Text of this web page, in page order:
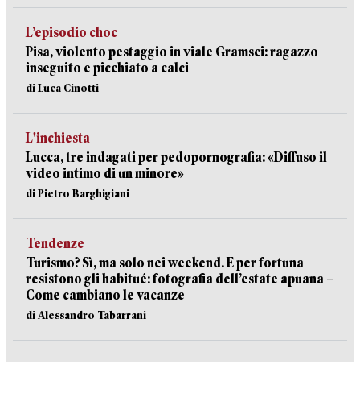
L’episodio choc
Pisa, violento pestaggio in viale Gramsci: ragazzo
inseguito e picchiato a calci
di Luca Cinotti
L'inchiesta
Lucca, tre indagati per pedopornografia: «Diffuso il
video intimo di un minore»
di Pietro Barghigiani
Tendenze
Turismo? Sì, ma solo nei weekend. E per fortuna
resistono gli habitué: fotografia dell’estate apuana –
Come cambiano le vacanze
di Alessandro Tabarrani